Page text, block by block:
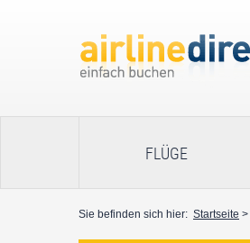
FLÜGE
Sie befinden sich hier: Startseite >